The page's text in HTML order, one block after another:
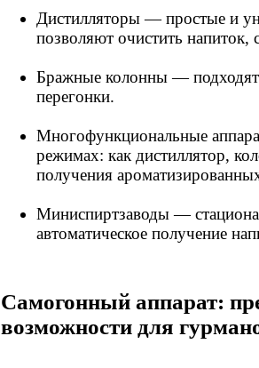
Дистилляторы — простые и
позволяют очистить напиток,
Бражные колонны — подходят
перегонки.
Многофункциональные
режимах: как дистиллятор,
получения
Миниспиртзаводы —
автоматическое получение
Самогонный аппарат:
возможности для